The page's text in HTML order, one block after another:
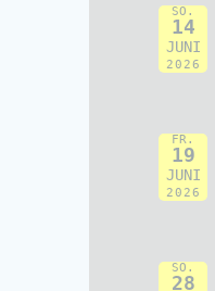
SO.
14
JUNI
2026
FR.
19
JUNI
2026
SO.
28